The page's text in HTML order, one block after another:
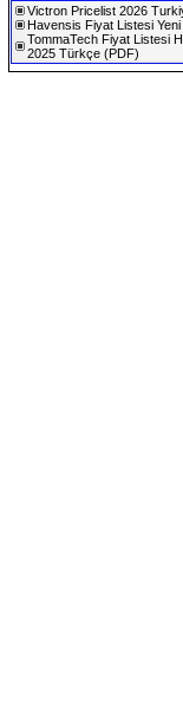
Victron Pricelist 2026
Havensis Fiyat Listesi Yeni
TommaTech Fiyat Listesi
2025 Türkçe (PDF)